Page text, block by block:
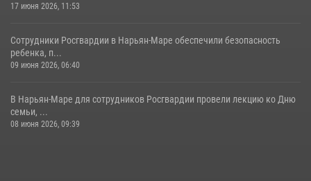
17 июня 2026, 11:53
Сотрудники Росгвардии в Нарьян-Маре обеспечили безопасность
ребенка, п...
09 июня 2026, 06:40
В Нарьян-Маре для сотрудников Росгвардии провели лекцию ко Дню
семьи, ...
08 июня 2026, 09:39